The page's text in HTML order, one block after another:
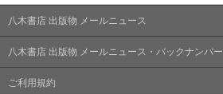
八木書店 出版物 メールニュース
八木書店 出版物 メールニュース・バックナンバー
ご利用規約